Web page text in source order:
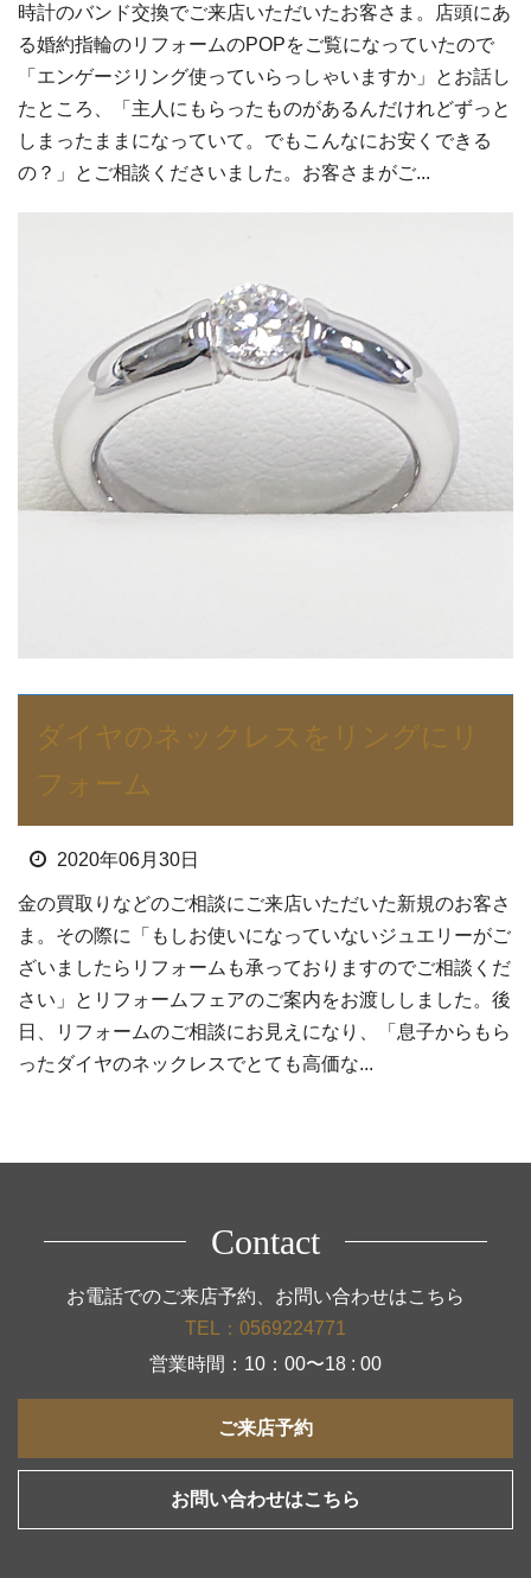
時計のバンド交換でご来店いただいたお客さま。店頭にあ
る婚約指輪のリフォームのPOPをご覧になっていたので
「エンゲージリング使っていらっしゃいますか」とお話し
たところ、「主人にもらったものがあるんだけれどずっと
しまったままになっていて。でもこんなにお安くできる
の？」とご相談くださいました。お客さまがご...
ダイヤのネックレスをリングにリ
フォーム
2020年06月30日
金の買取りなどのご相談にご来店いただいた新規のお客さ
ま。その際に「もしお使いになっていないジュエリーがご
ざいましたらリフォームも承っておりますのでご相談くだ
さい」とリフォームフェアのご案内をお渡ししました。後
日、リフォームのご相談にお見えになり、「息子からもら
ったダイヤのネックレスでとても高価な...
Contact
お電話でのご来店予約、お問い合わせはこちら
TEL：0569224771
営業時間：10：00〜18 : 00
ご来店予約
お問い合わせはこちら